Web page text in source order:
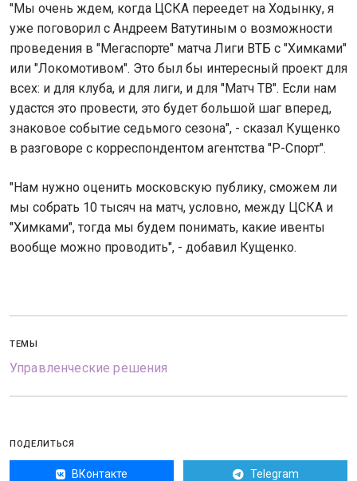
"Мы очень ждем, когда ЦСКА переедет на Ходынку, я
уже поговорил с Андреем Ватутиным о возможности
проведения в "Мегаспорте" матча Лиги ВТБ с "Химками"
или "Локомотивом". Это был бы интересный проект для
всех: и для клуба, и для лиги, и для "Матч ТВ". Если нам
удастся это провести, это будет большой шаг вперед,
знаковое событие седьмого сезона", - сказал Кущенко
в разговоре с корреспондентом агентства "Р-Спорт".
"Нам нужно оценить московскую публику, сможем ли
мы собрать 10 тысяч на матч, условно, между ЦСКА и
"Химками", тогда мы будем понимать, какие ивенты
вообще можно проводить", - добавил Кущенко.
ТЕМЫ
Управленческие решения
ПОДЕЛИТЬСЯ
ВКонтакте Telegram